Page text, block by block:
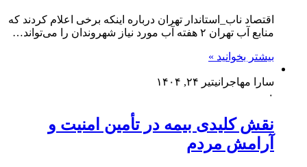
اقتصاد ناب_استاندار تهران درباره اینکه برخی اعلام کردند که
منابع آب تهران ۲ هفته آب مورد نیاز شهروندان را می‌تواند…
بیشتر بخوانید »
سارا مهاجرانیتیر ۲۴, ۱۴۰۴
۰
نقش کلیدی بیمه در تأمین امنیت و
آرامش مردم